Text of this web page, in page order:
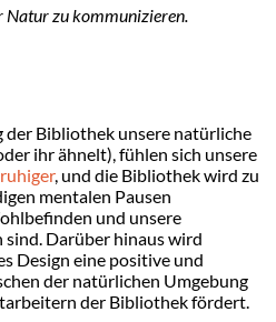
Natur zu kommunizieren.
Bibliothek unsere natürliche
ihr ähnelt), fühlen sich unsere
, und die Bibliothek wird zu
mentalen Pausen
und unsere
Darüber hinaus wird
Design eine positive und
der natürlichen Umgebung
der Bibliothek fördert.